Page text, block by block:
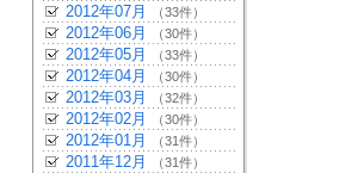
2012年07月 （33件）
2012年06月 （30件）
2012年05月 （33件）
2012年04月 （30件）
2012年03月 （32件）
2012年02月 （30件）
2012年01月 （31件）
2011年12月 （31件）